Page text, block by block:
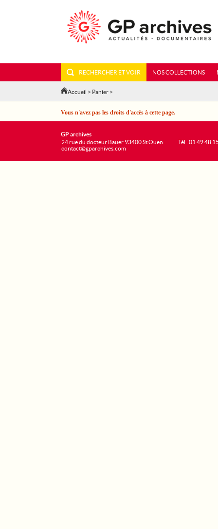
RECHERCHER ET VOIR NOS COLLECTIONS
Accueil > Panier >
Vous n'avez pas les droits d'accès à cette page.
GP archives
24 rue du docteur Bauer 93400 St Ouen
contact@gparchives.com
Tél : 01 49 48